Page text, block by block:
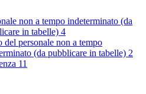
non a tempo indeterminato (da
in tabelle) 4
del personale non a tempo
(da pubblicare in tabelle) 2
11